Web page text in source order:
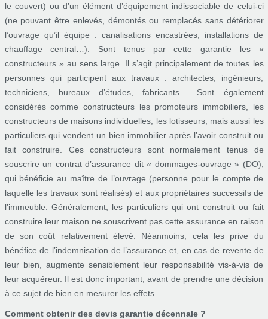
le couvert) ou d’un élément d’équipement indissociable de celui-ci
(ne pouvant être enlevés, démontés ou remplacés sans détériorer
l’ouvrage qu’il équipe : canalisations encastrées, installations de
chauffage central…). Sont tenus par cette garantie les «
constructeurs » au sens large. Il s’agit principalement de toutes les
personnes qui participent aux travaux : architectes, ingénieurs,
techniciens, bureaux d’études, fabricants… Sont également
considérés comme constructeurs les promoteurs immobiliers, les
constructeurs de maisons individuelles, les lotisseurs, mais aussi les
particuliers qui vendent un bien immobilier après l’avoir construit ou
fait construire. Ces constructeurs sont normalement tenus de
souscrire un contrat d’assurance dit « dommages-ouvrage » (DO),
qui bénéficie au maître de l’ouvrage (personne pour le compte de
laquelle les travaux sont réalisés) et aux propriétaires successifs de
l’immeuble. Généralement, les particuliers qui ont construit ou fait
construire leur maison ne souscrivent pas cette assurance en raison
de son coût relativement élevé. Néanmoins, cela les prive du
bénéfice de l’indemnisation de l’assurance et, en cas de revente de
leur bien, augmente sensiblement leur responsabilité vis-à-vis de
leur acquéreur. Il est donc important, avant de prendre une décision
à ce sujet de bien en mesurer les effets.
Comment obtenir des devis garantie décennale ?